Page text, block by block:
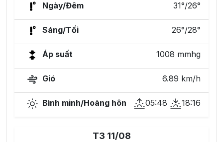
Ngày/Đêm 31°/26°
Sáng/Tối 26°/28°
Áp suất 1008 mmhg
Gió 6.89 km/h
Bình minh/Hoàng hôn 05:48 18:16
T3 11/08